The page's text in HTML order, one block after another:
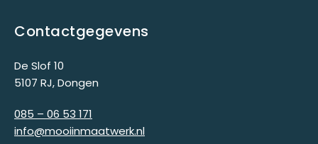
Contactgegevens
De Slof 10
5107 RJ, Dongen
085 – 06 53 171
info@mooiinmaatwerk.nl